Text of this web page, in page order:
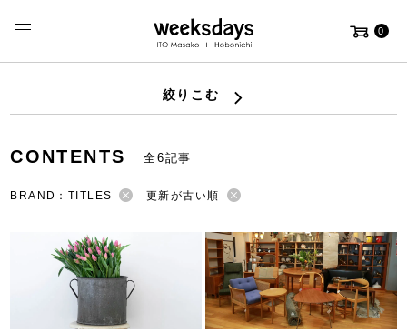
0
絞りこむ
CONTENTS 全6記事
BRAND：TITLES 更新が古い順